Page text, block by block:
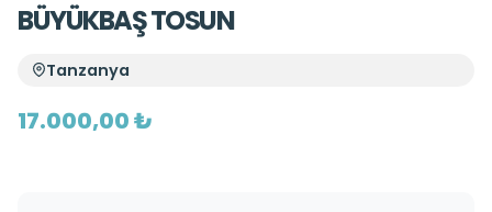
BÜYÜKBAŞ TOSUN
Tanzanya
17.000,00 ₺